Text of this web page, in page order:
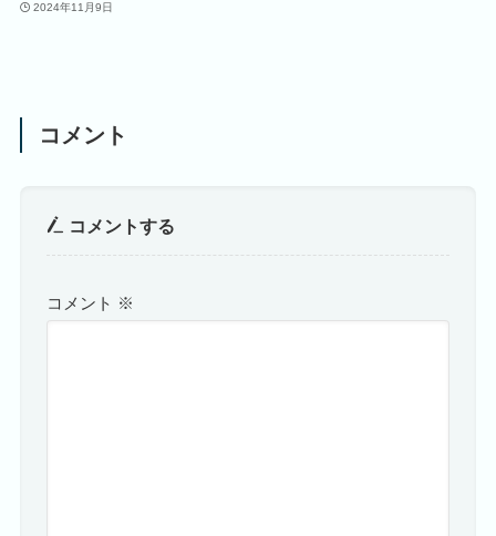
2024年11月9日
コメント
コメントする
コメント ※